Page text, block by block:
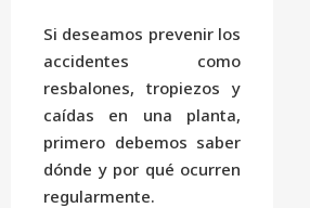
Si deseamos prevenir los
accidentes como
resbalones, tropiezos y
caídas en una planta,
primero debemos saber
dónde y por qué ocurren
regularmente.